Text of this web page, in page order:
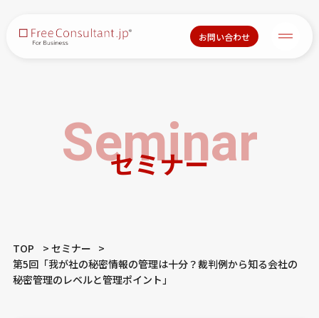
お問い合わせ
セミナー
Seminar
TOP
セミナー
第5回「我が社の秘密情報の管理は十分？裁判例から知る会社の
秘密管理のレベルと管理ポイント」